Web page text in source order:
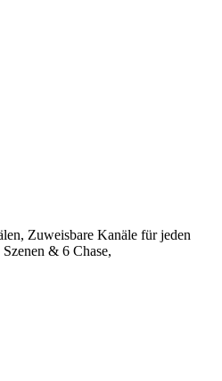
Zuweisbare Kanäle für jeden
& 6 Chase,